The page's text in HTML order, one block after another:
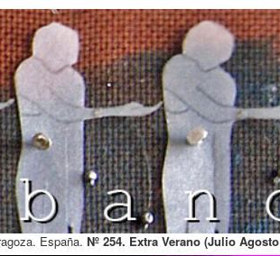
España. Nº 254. Extra Verano (Julio Agosto